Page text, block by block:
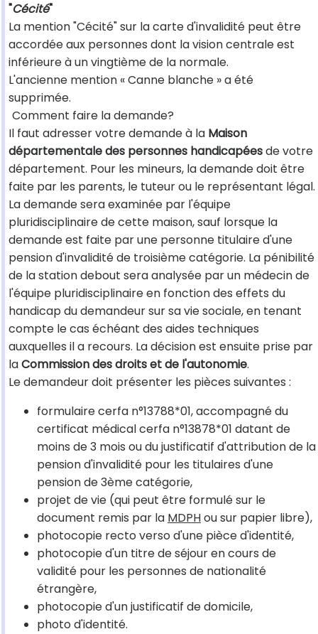
"Cécité"
La mention "Cécité" sur la carte d'invalidité peut être
accordée aux personnes dont la vision centrale est
inférieure à un vingtième de la normale.
L'ancienne mention « Canne blanche » a été
supprimée.
Comment faire la demande?
Il faut adresser votre demande à la Maison
départementale des personnes handicapéesde votre
département. Pour les mineurs, la demande doit être
faite par les parents, le tuteur ou le représentant légal.
La demande sera examinée par l'équipe
pluridisciplinaire de cette maison, sauf lorsque la
demande est faite par une personne titulaire d'une
pension d'invalidité de troisième catégorie. La pénibilité
de la station debout sera analysée par un médecin de
l'équipe pluridisciplinaire en fonction des effets du
handicap du demandeur sur sa vie sociale, en tenant
compte le cas échéant des aides techniques
auxquelles il a recours. La décision est ensuite prise par
laCommission des droits et de l'autonomie.
Le demandeur doit présenter les pièces suivantes :
formulaire cerfa n°13788*01, accompagné du
certificat médical cerfa n°13878*01 datant de
moins de 3 mois ou du justificatif d'attribution de la
pension d'invalidité pour les titulaires d'une
pension de 3ème catégorie,
projet de vie (qui peut être formulé sur le
document remis par la MDPHou sur papier libre),
photocopie recto verso d'une pièce d'identité,
photocopie d'un titre de séjour en cours de
validité pour les personnes de nationalité
étrangère,
photocopie d'un justificatif de domicile,
photo d'identité.